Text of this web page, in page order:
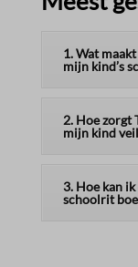
1. Wat
mijn kind’s
2. Hoe zorgt
mijn kind
3. Hoe kan
schoolrit